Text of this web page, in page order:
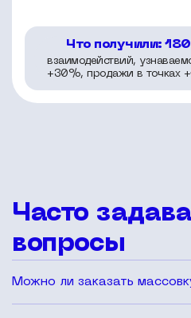
Что получили:
взаимодействий,
+30%, продажи в точках
Часто
вопросы
Можно ли заказать